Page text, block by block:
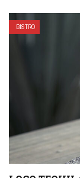
BISTRO